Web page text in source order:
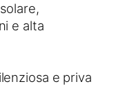
e alta
e priva